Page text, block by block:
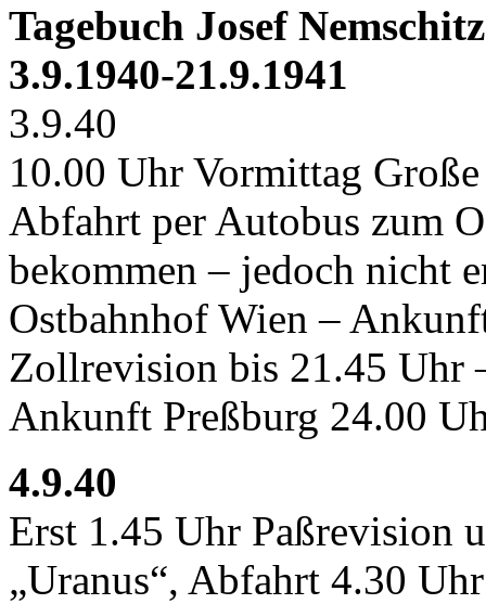
Tagebuch Josef Nemschitz
3.9.1940-21.9.1941
3.9.40
10.00 Uhr Vormittag
Abfahrt per Autobus zum
bekommen – jedoch nicht
Ostbahnhof Wien –
Zollrevision bis 21.45 Uhr
Ankunft Preßburg 24.00
4.9.40
Erst 1.45 Uhr Paßrevision
„Uranus“, Abfahrt 4.30